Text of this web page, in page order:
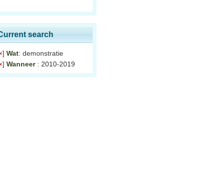
search
Wat: demonstratie
Wanneer : 2010-2019